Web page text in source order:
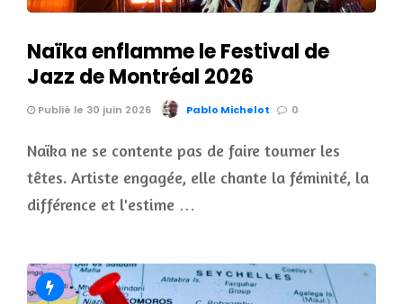
Naïka enflamme le Festival de
Jazz de Montréal 2026
Publié le 30 juin 2026 Pablo Michelot 0
Naïka ne se contente pas de faire tourner les
têtes. Artiste engagée, elle chante la féminité, la
différence et l'estime …